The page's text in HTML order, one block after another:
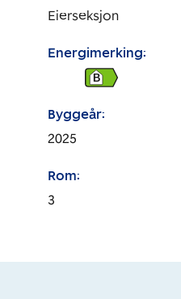
Eierseksjon
Energimerking:
B
Byggeår:
2025
Rom:
3